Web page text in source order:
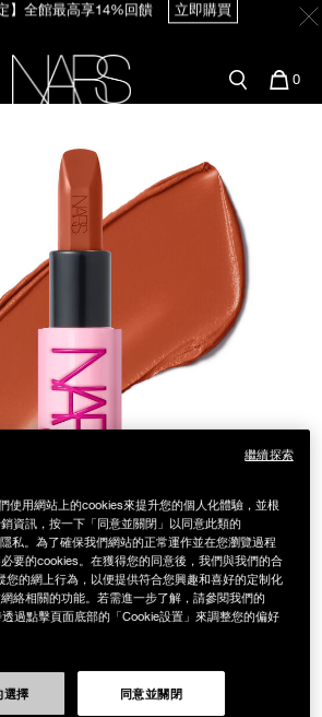
】全館最高享14%回饋 立即購買
定】明星底妝買1送1
】限時輸碼贈迷你腮紅露 立即購買
＞享9折
您
0
使用網站上的cookies來提升您的個人化體驗，並根
資訊，按一下「同意並關閉」以同意此類的
私。為了確保我們網站的正常運作並在您瀏覽過程
要的cookies。在獲得您的同意後，我們與我們的合
您的網上行為，以便提供符合您興趣和喜好的定制化
絡相關的功能。若需進一步了解，請參閱我們的
過點擊頁面底部的「Cookie設置」來調整您的偏好
選擇 同意並關閉
繼續探索